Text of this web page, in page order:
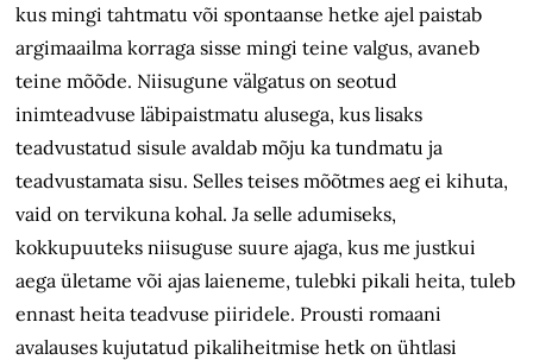
kus mingi tahtmatu või spontaanse hetke ajel paistab
argimaailma korraga sisse mingi teine valgus, avaneb
teine mõõde. Niisugune välgatus on seotud
inimteadvuse läbipaistmatu alusega, kus lisaks
teadvustatud sisule avaldab mõju ka tundmatu ja
teadvustamata sisu. Selles teises mõõtmes aeg ei kihuta,
vaid on tervikuna kohal. Ja selle adumiseks,
kokkupuuteks niisuguse suure ajaga, kus me justkui
aega ületame või ajas laieneme, tulebki pikali heita, tuleb
ennast heita teadvuse piiridele. Prousti romaani
avalauses kujutatud pikaliheitmise hetk on ühtlasi